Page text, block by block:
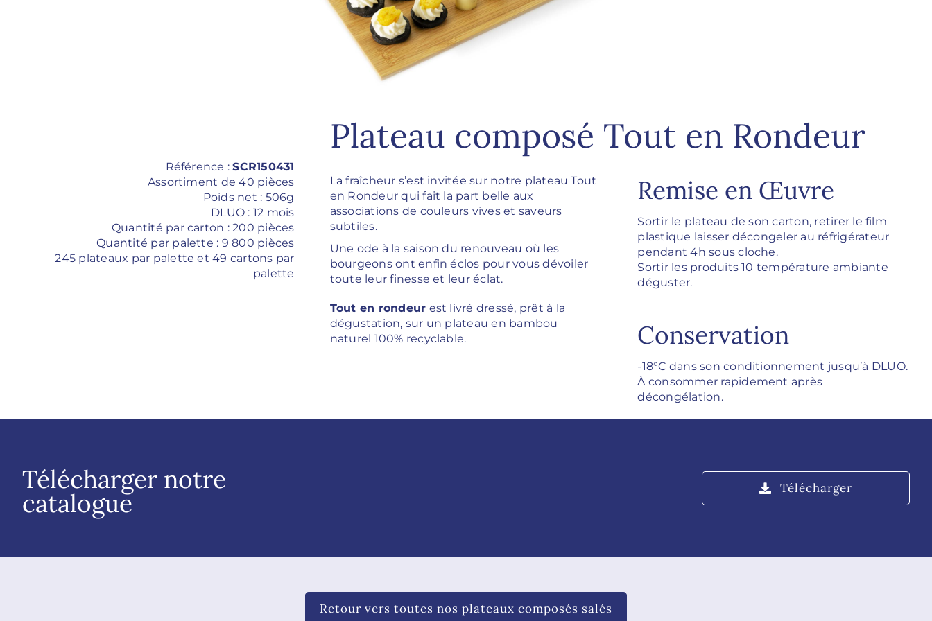
Plateau composé Tout en Rondeur
Référence :SCR150431
Assortiment de 40 pièces
Poids net : 506g
DLUO : 12 mois
Quantité par carton : 200 pièces
Quantité par palette : 9 800 pièces
245 plateaux par palette et 49 cartons par
palette
La fraîcheur s’est invitée sur notre plateau Tout
en Rondeur qui fait la part belle aux
associations de couleurs vives et saveurs
subtiles.
Une ode à la saison du renouveau où les
bourgeons ont enfin éclos pour vous dévoiler
toute leur finesse et leur éclat.
Tout en rondeur est livré dressé, prêt à la
dégustation, sur un plateau en bambou
naturel 100% recyclable.
Remise en Œuvre
Sortir le plateau de son carton, retirer le film
plastique laisser décongeler au réfrigérateur
pendant 4h sous cloche.
Sortir les produits 10 température ambiante
déguster.
Conservation
-18°C dans son conditionnement jusqu’à DLUO.
À consommer rapidement après
décongélation.
Télécharger notre
catalogue
Télécharger
Retour vers toutes nos plateaux composés salés